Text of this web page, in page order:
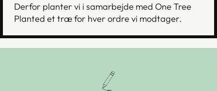
Derfor planter vi i samarbejde med One Tree
Planted et træ for hver ordre vi modtager.